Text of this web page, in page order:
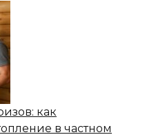
как
в частном